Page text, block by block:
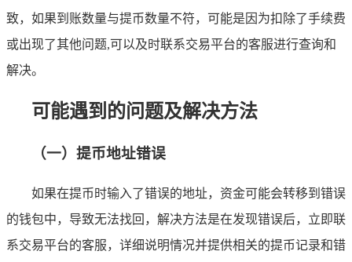
致，如果到账数量与提币数量不符，可能是因为扣除了手续费
或出现了其他问题,可以及时联系交易平台的客服进行查询和
解决。
可能遇到的问题及解决方法
（一）提币地址错误
如果在提币时输入了错误的地址，资金可能会转移到错误
的钱包中，导致无法找回，解决方法是在发现错误后，立即联
系交易平台的客服，详细说明情况并提供相关的提币记录和错